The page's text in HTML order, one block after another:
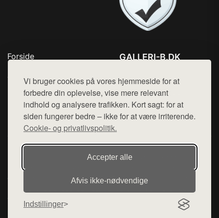
Vi bruger cookies på vores hjemmeside for at
forbedre din oplevelse, vise mere relevant
indhold og analysere trafikken. Kort sagt: for at
siden fungerer bedre – ikke for at være irriterende.
Cookie- og privatlivspolitik.
Accepter alle
Afvis ikke‑nødvendige
Indstillinger
Forside
Top Rabatter
Blog
Kontakt
GALLERI-B.DK
Mail: hej@want.dk
Cookie- og privatlivspolitik
Denne side er en del af want.dk, der udgiver en række
hjemmesider med præsentation af forskellige produkter fra
diverse webshops. Der sælges ikke varer fra denne side - vi
henviser til de shops, som sælger varen. Vi har heller ikke
varerne på lager.